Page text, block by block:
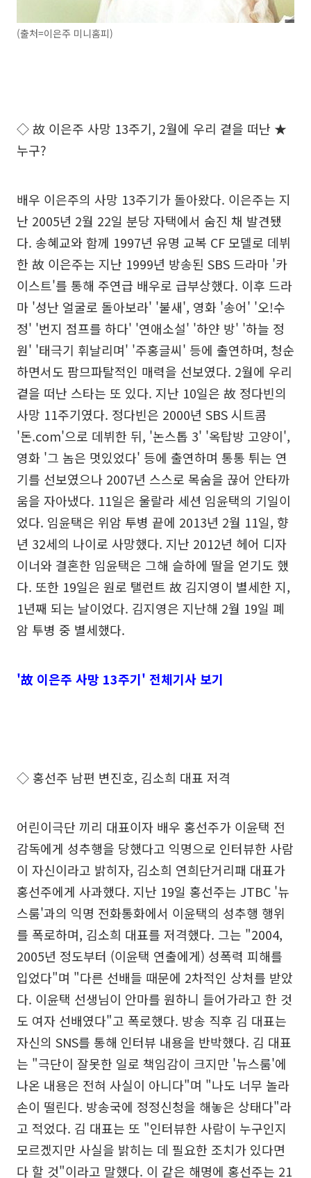
(출처=이은주 미니홈피)
◇ 故 이은주 사망 13주기, 2월에 우리 곁을 떠난 ★
누구?
배우 이은주의 사망 13주기가 돌아왔다. 이은주는 지
난 2005년 2월 22일 분당 자택에서 숨진 채 발견됐
다. 송혜교와 함께 1997년 유명 교복 CF 모델로 데뷔
한 故 이은주는 지난 1999년 방송된 SBS 드라마 '카
이스트'를 통해 주연급 배우로 급부상했다. 이후 드라
마 '성난 얼굴로 돌아보라' '불새', 영화 '송어' '오!수
정' '번지 점프를 하다' '연애소설' '하얀 방' '하늘 정
원' '태극기 휘날리며' '주홍글씨' 등에 출연하며, 청순
하면서도 팜므파탈적인 매력을 선보였다. 2월에 우리
곁을 떠난 스타는 또 있다. 지난 10일은 故 정다빈의
사망 11주기였다. 정다빈은 2000년 SBS 시트콤
'돈.com'으로 데뷔한 뒤, '논스톱 3' '옥탑방 고양이',
영화 '그 놈은 멋있었다' 등에 출연하며 통통 튀는 연
기를 선보였으나 2007년 스스로 목숨을 끊어 안타까
움을 자아냈다. 11일은 울랄라 세션 임윤택의 기일이
었다. 임윤택은 위암 투병 끝에 2013년 2월 11일, 향
년 32세의 나이로 사망했다. 지난 2012년 헤어 디자
이너와 결혼한 임윤택은 그해 슬하에 딸을 얻기도 했
다. 또한 19일은 원로 탤런트 故 김지영이 별세한 지,
1년째 되는 날이었다. 김지영은 지난해 2월 19일 폐
암 투병 중 별세했다.
'故 이은주 사망 13주기' 전체기사 보기
◇ 홍선주 남편 변진호, 김소희 대표 저격
어린이극단 끼리 대표이자 배우 홍선주가 이윤택 전
감독에게 성추행을 당했다고 익명으로 인터뷰한 사람
이 자신이라고 밝히자, 김소희 연희단거리패 대표가
홍선주에게 사과했다. 지난 19일 홍선주는 JTBC '뉴
스룸'과의 익명 전화통화에서 이윤택의 성추행 행위
를 폭로하며, 김소희 대표를 저격했다. 그는 "2004,
2005년 정도부터 (이윤택 연출에게) 성폭력 피해를
입었다"며 "다른 선배들 때문에 2차적인 상처를 받았
다. 이윤택 선생님이 안마를 원하니 들어가라고 한 것
도 여자 선배였다"고 폭로했다. 방송 직후 김 대표는
자신의 SNS를 통해 인터뷰 내용을 반박했다. 김 대표
는 "극단이 잘못한 일로 책임감이 크지만 '뉴스룸'에
나온 내용은 전혀 사실이 아니다"며 "나도 너무 놀라
손이 떨린다. 방송국에 정정신청을 해놓은 상태다"라
고 적었다. 김 대표는 또 "인터뷰한 사람이 누구인지
모르겠지만 사실을 밝히는 데 필요한 조치가 있다면
다 할 것"이라고 말했다. 이 같은 해명에 홍선주는 21